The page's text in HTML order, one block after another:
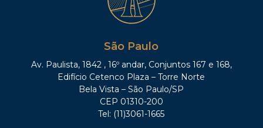
São Paulo
Av. Paulista, 1842 , 16º andar, Conjuntos 167 e 168,
Edifício Cetenco Plaza – Torre Norte
Bela Vista – São Paulo/SP
CEP 01310-200
Tel: (11)3061-1665